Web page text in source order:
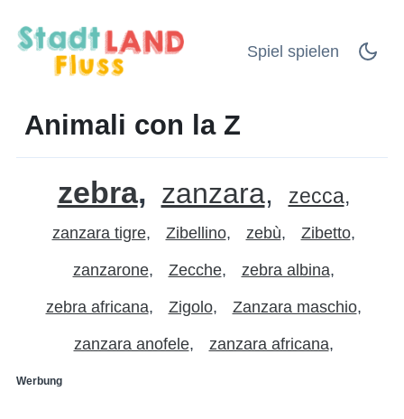
Spiel spielen
Animali con la Z
zebra zanzara zecca
zanzara tigre Zibellino zebù Zibetto
zanzarone Zecche zebra albina
zebra africana Zigolo Zanzara maschio
zanzara anofele zanzara africana
Werbung